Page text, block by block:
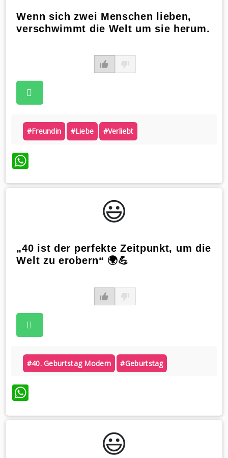
Wenn sich zwei Menschen lieben,
verschwimmt die Welt um sie herum.
#freundin #liebe #verliebt
WhatsApp
😃️
„40 ist der perfekte Zeitpunkt, um die
Welt zu erobern“ 🌍💪
#40. Geburtstag Modern #geburtstag
WhatsApp
😃️